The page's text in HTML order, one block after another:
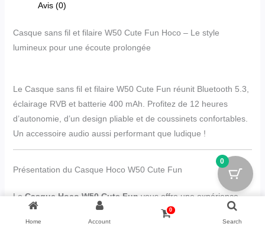
Avis (0)
Casque sans fil et filaire W50 Cute Fun Hoco – Le style
lumineux pour une écoute prolongée
Le Casque sans fil et filaire W50 Cute Fun réunit Bluetooth 5.3,
éclairage RVB et batterie 400 mAh. Profitez de 12 heures
d’autonomie, d’un design pliable et de coussinets confortables.
Un accessoire audio aussi performant que ludique !
Présentation du Casque Hoco W50 Cute Fun
Le Casque Hoco W50 Cute Fun vous offre une expérience
audio unique.
En effet, il combine connectivité sans fil et filaire en proposant
Home Account
0
Search
0